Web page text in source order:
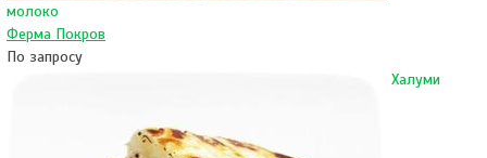
молоко
Ферма Покров
По запросу
Халуми